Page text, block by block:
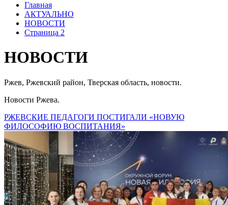
Главная
АКТУАЛЬНО
НОВОСТИ
Страница 2
НОВОСТИ
Ржев, Ржевский район, Тверская область, новости.
Новости Ржева.
РЖЕВСКИЕ ПЕДАГОГИ ПОСТИГАЛИ «НОВУЮ
ФИЛОСОФИЮ ВОСПИТАНИЯ»